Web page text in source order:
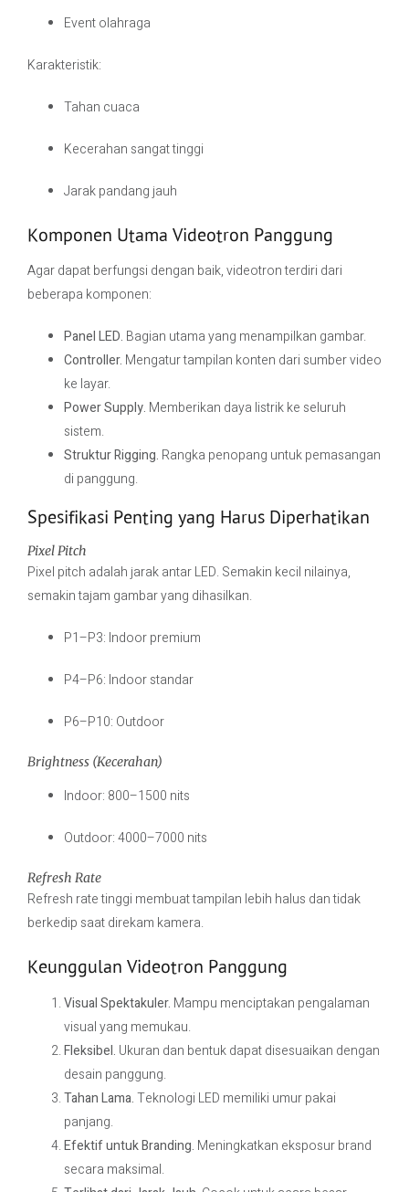
Event olahraga
Karakteristik:
Tahan cuaca
Kecerahan sangat tinggi
Jarak pandang jauh
Komponen Utama Videotron Panggung
Agar dapat berfungsi dengan baik, videotron terdiri dari
beberapa komponen:
Panel LED. Bagian utama yang menampilkan gambar.
Controller. Mengatur tampilan konten dari sumber video
ke layar.
Power Supply. Memberikan daya listrik ke seluruh
sistem.
Struktur Rigging. Rangka penopang untuk pemasangan
di panggung.
Spesifikasi Penting yang Harus Diperhatikan
Pixel Pitch
Pixel pitch adalah jarak antar LED. Semakin kecil nilainya,
semakin tajam gambar yang dihasilkan.
P1–P3: Indoor premium
P4–P6: Indoor standar
P6–P10: Outdoor
Brightness (Kecerahan)
Indoor: 800–1500 nits
Outdoor: 4000–7000 nits
Refresh Rate
Refresh rate tinggi membuat tampilan lebih halus dan tidak
berkedip saat direkam kamera.
Keunggulan Videotron Panggung
Visual Spektakuler. Mampu menciptakan pengalaman
visual yang memukau.
Fleksibel. Ukuran dan bentuk dapat disesuaikan dengan
desain panggung.
Tahan Lama.Teknologi LED memiliki umur pakai
panjang.
Efektif untuk Branding. Meningkatkan eksposur brand
secara maksimal.